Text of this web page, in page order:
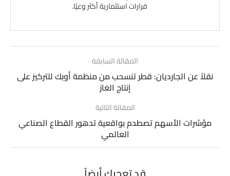
قرارات استثمارية أكثر وعيًا.
المقالة السابقة
نقلاً عن الجارديان: قطر تنسحب من منظمة أوبك للتركيز على
إنتاج الغاز
المقالة التالية
مؤشرات الأسهم تصطدم بواقعية تدهور القطاع الصناعي
العالمي